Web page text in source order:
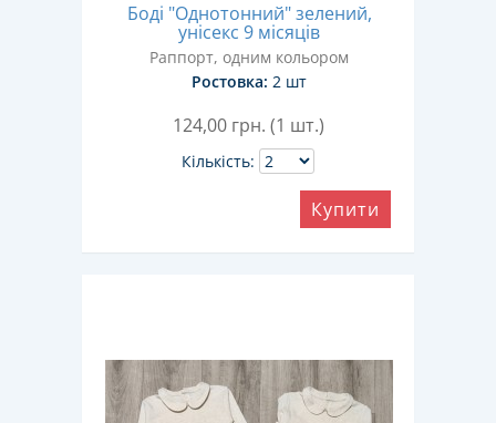
Боді "Однотонний" зелений,
унісекс 9 місяців
Раппорт, одним кольором
Ростовка: 2 шт
124,00 грн. (1 шт.)
Кількість:
Купити